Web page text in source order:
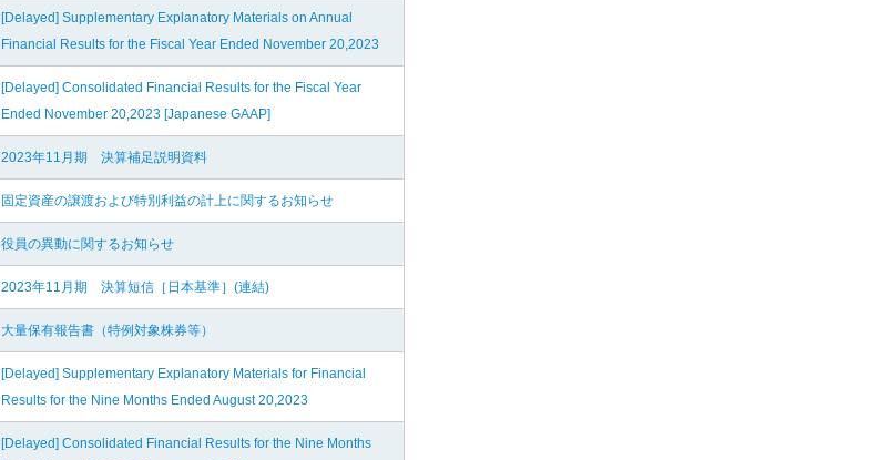
[Delayed] Supplementary Explanatory Materials on Annual
Financial Results for the Fiscal Year Ended November 20,2023
[Delayed] Consolidated Financial Results for the Fiscal Year
Ended November 20,2023 [Japanese GAAP]
2023年11月期 決算補足説明資料
固定資産の譲渡および特別利益の計上に関するお知らせ
役員の異動に関するお知らせ
2023年11月期 決算短信［日本基準］(連結)
大量保有報告書（特例対象株券等）
[Delayed] Supplementary Explanatory Materials for Financial
Results for the Nine Months Ended August 20,2023
[Delayed] Consolidated Financial Results for the Nine Months